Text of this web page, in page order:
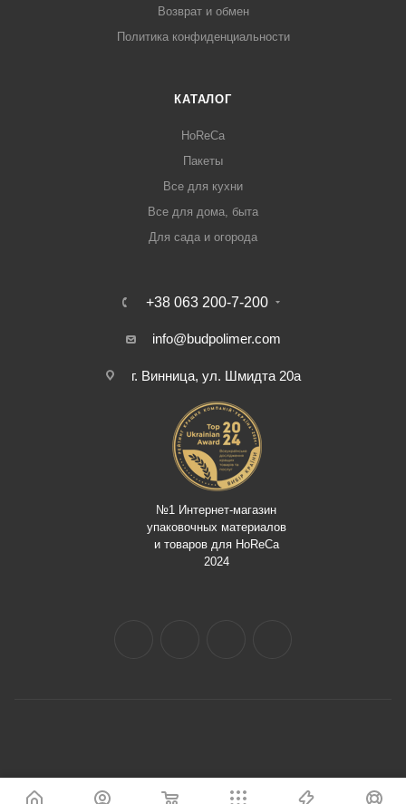
Возврат и обмен
Политика конфиденциальности
КАТАЛОГ
HoReCa
Пакеты
Все для кухни
Все для дома, быта
Для сада и огорода
+38 063 200-7-200
info@budpolimer.com
г. Винница, ул. Шмидта 20а
№1 Интернет-магазин
упаковочных материалов
и товаров для HoReCa
2024